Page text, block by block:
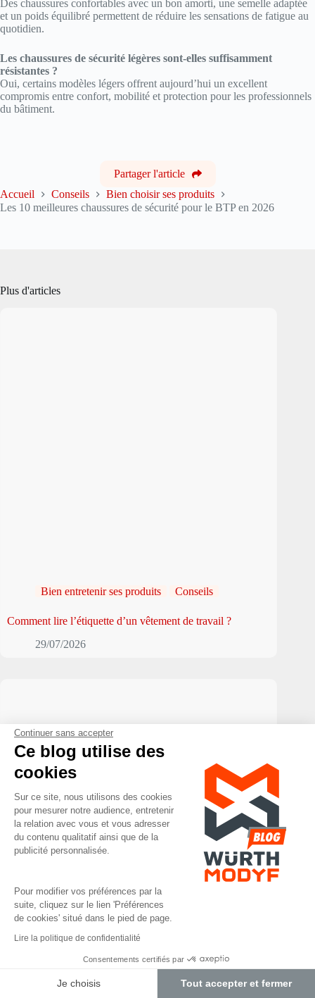
Continuer sans accepter
Ce blog utilise des
cookies
Sur ce site, nous utilisons des cookies
pour mesurer notre audience, entretenir
la relation avec vous et vous adresser
du contenu qualitatif ainsi que de la
publicité personnalisée.
Pour modifier vos préférences par la
suite, cliquez sur le lien 'Préférences
de cookies' situé dans le pied de page.
Lire la politique de confidentialité
Consentements certifiés par
Je choisis Tout accepter et fermer
Des chaussures confortables avec un bon amorti, une semelle adaptée
et un poids équilibré permettent de réduire les sensations de fatigue au
quotidien.
Les chaussures de sécurité légères sont-elles suffisamment
résistantes ?
Oui, certains modèles légers offrent aujourd’hui un excellent
compromis entre confort, mobilité et protection pour les professionnels
du bâtiment.
Partager l'article
Accueil
Conseils
Bien choisir ses produits
Les 10 meilleures chaussures de sécurité pour le BTP en 2026
Plus d'articles
Bien entretenir ses produits Conseils
Comment lire l’étiquette d’un vêtement de travail ?
29/07/2026
Bien choisir ses produits Conseils
Bermuda de travail ou pantalon léger : que choisir quand il